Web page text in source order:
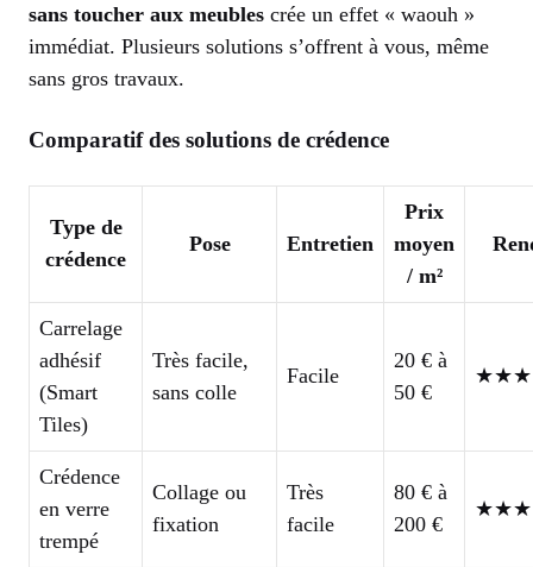
sans toucher aux meubles crée un effet « waouh »
immédiat. Plusieurs solutions s’offrent à vous, même
sans gros travaux.
Comparatif des solutions de crédence
Type de
crédence
Pose Entretien
Prix
moyen
/ m²
Carrelage
adhésif
(Smart
Tiles)
Très facile,
sans colle
Facile
20 € à
50 €
Crédence
en verre
trempé
Collage ou
fixation
Très
facile
80 € à
200 €